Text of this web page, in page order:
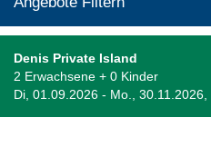
Denis Private Island
2 Erwachsene + 0 Kinder
Di, 01.09.2026 - Mo., 30.11.2026,